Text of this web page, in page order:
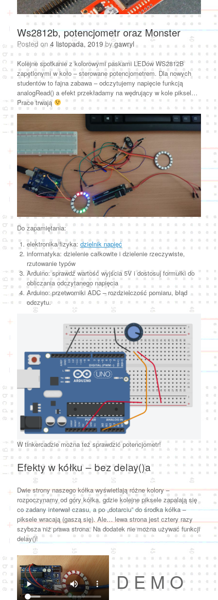
Ws2812b, potencjometr oraz Monster
Posted on4 listopada, 2019 bygawryl
Kolejne spotkanie z kolorowymi paskami LEDów WS2812B
zapętlonymi w koło – sterowane potencjometrem. Dla nowych
studentów to fajna zabawa – odczytujemy napięcie funkcją
analogRead() a efekt przekładamy na wędrujący w kole piksel…
Prace trwają
Do zapamiętania:
elektronika/fizyka: dzielnik napięć
informatyka: dzielenie całkowite i dzielenie rzeczywiste,
rzutowanie typów
Arduino: sprawdź wartość wyjścia 5V i dostosuj formułki do
obliczania odczytanego napięcia
Arduino: przetworniki ADC – rozdzielczość pomiaru, błąd
odczytu.
W tinkercadzie można też sprawdzić potencjometr!
Efekty w kółku – bez delay()a
Dwie strony naszego kółka wyświetlają różne kolory –
rozpoczynamy od góry kółka, gdzie kolejne piksele zapalają się
co zadany interwał czasu, a po „dotarciu” do środka kółka –
piksele wracają (gaszą się). Ale… lewa strona jest cztery razy
szybsza niż prawa strona. Na dodatek nie można używać funkcji
delay()!
D E M O